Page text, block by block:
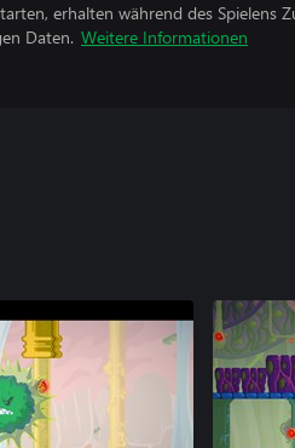
erhalten während des Spielens
Daten. Weitere Informationen